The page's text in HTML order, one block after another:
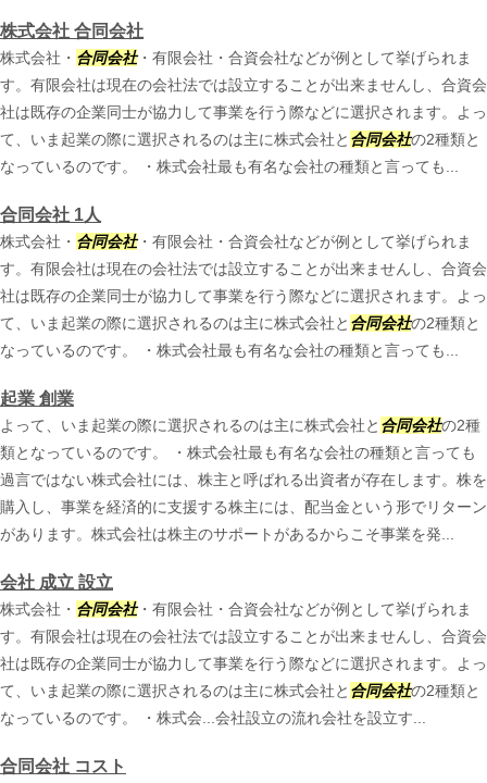
株式会社 合同会社
株式会社・ 合同会社・有限会社・合資会社などが例として挙げられま
す。有限会社は現在の会社法では設立することが出来ませんし、合資会
社は既存の企業同士が協力して事業を行う際などに選択されます。よっ
て、いま起業の際に選択されるのは主に株式会社と 合同会社の2種類と
なっているのです。 ・株式会社最も有名な会社の種類と言っても...
合同会社 1人
株式会社・ 合同会社・有限会社・合資会社などが例として挙げられま
す。有限会社は現在の会社法では設立することが出来ませんし、合資会
社は既存の企業同士が協力して事業を行う際などに選択されます。よっ
て、いま起業の際に選択されるのは主に株式会社と 合同会社の2種類と
なっているのです。 ・株式会社最も有名な会社の種類と言っても...
起業 創業
よって、いま起業の際に選択されるのは主に株式会社と 合同会社の2種
類となっているのです。 ・株式会社最も有名な会社の種類と言っても
過言ではない株式会社には、株主と呼ばれる出資者が存在します。株を
購入し、事業を経済的に支援する株主には、配当金という形でリターン
があります。株式会社は株主のサポートがあるからこそ事業を発...
会社 成立 設立
株式会社・ 合同会社・有限会社・合資会社などが例として挙げられま
す。有限会社は現在の会社法では設立することが出来ませんし、合資会
社は既存の企業同士が協力して事業を行う際などに選択されます。よっ
て、いま起業の際に選択されるのは主に株式会社と 合同会社の2種類と
なっているのです。 ・株式会...会社設立の流れ会社を設立す...
合同会社 コスト